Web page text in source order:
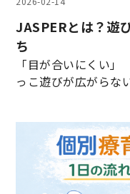
JASPERとは？遊
ち
「目が合いにくい
っこ遊びが広がらな